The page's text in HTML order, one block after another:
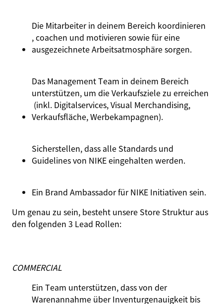
Die Mitarbeiter in deinem Bereich koordinieren
, coachen und motivieren sowiefüreine
ausgezeichneteArbeitsatmosphäresorgen.
Das Management Team in deinem Bereich
unterstützen, um dieVerkaufszielezu erreichen
(inkl. Digitalservices, Visual Merchandising,
Verkaufsfläche,Werbekampagnen).
Sicherstellen,dass alle Standards und
Guidelinesvon NIKEeingehalten werden.
Ein Brand Ambassador für NIKE Initiativen sein.
Um genau zu sein, besteht unsere Store Struktur aus
den folgenden 3 Lead Rollen:
COMMERCIAL
Ein Team unterstützen,dassvon der
Warenannahme über Inventurgenauigkeit bis